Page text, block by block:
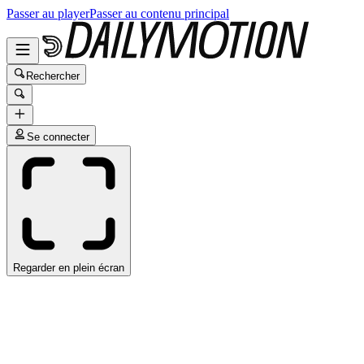
Passer au playerPasser au contenu principal
Rechercher
Se connecter
Regarder en plein écran